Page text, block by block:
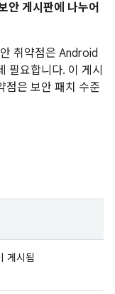
게시판에 나누어
취약점은 Android
필요합니다. 이 게시
점은 보안 패치 수준
게시됨